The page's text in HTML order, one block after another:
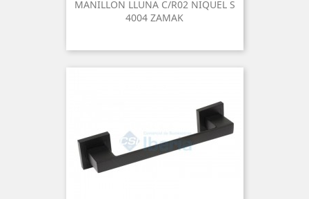
MANILLON LLUNA C/R02 NIQUEL S
4004 ZAMAK